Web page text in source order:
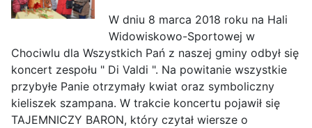
W dniu 8 marca 2018 roku na Hali
Widowiskowo-Sportowej w
Chociwlu dla Wszystkich Pań z naszej gminy odbył się
koncert zespołu " Di Valdi ". Na powitanie wszystkie
przybyłe Panie otrzymały kwiat oraz symboliczny
kieliszek szampana. W trakcie koncertu pojawił się
TAJEMNICZY BARON, który czytał wiersze o